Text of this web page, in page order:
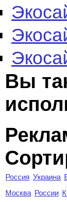
Вы
Россия Украина
Москва России